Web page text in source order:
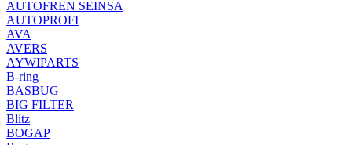
AUTOFREN SEINSA
AUTOPROFI
AVA
AVERS
AYWIPARTS
B-ring
BASBUG
BIG FILTER
Blitz
BOGAP